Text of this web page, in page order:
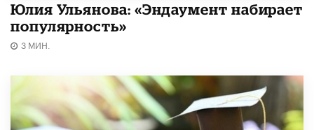
Юлия Ульянова: «Эндаумент набирает
популярность»
3 МИН.